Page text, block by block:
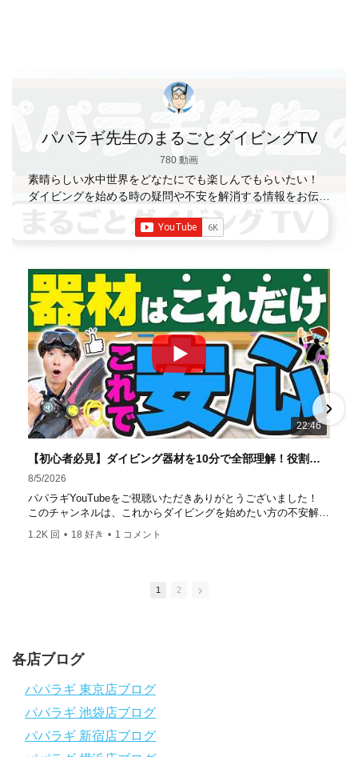
パパラギ先生のまるごとダイビングTV
780 動画
素晴らしい水中世界をどなたにでも楽しんでもらいたい！
ダイビングを始める時の疑問や不安を解消する情報をお伝え
業の国内最大規模のスキューバダイビングスクール。 PADI
の初心者ダイビングライセンス認定実績。 常駐のプロイン
ストラクターは40名ほど。 【初心者からプロレベルま
で！】 年間ファンダイブ開催数は1,000本を超え、初心者の
方でも安心して潜れるような初心者向けツアーを毎週開催
中！ 2021年マリンダイビング大賞
「講習が上手なダ
イビングスクール」部門
「教え方がうまいインストラク
ター」部門
「国内ダイビングサービス伊豆半島エリア」
部門
「国内ダイビングガイド伊豆半島エリア」部門 4冠
達成！ ――――――――――――――――― パパラギダイ
ビングスクール 本店 神奈川県 藤沢市 南藤沢10-4
はコチラ
https://www.papalagi.co.jp/staticpages/index.php/work
22:46
【初心者必見】ダイビング器材を10分で全部理解！役割・使い方をやさしく解説
8/5/2026
パパラギYouTubeをご視聴いただきありがとうございました！
このチャンネルは、これからダイビングを始めたい方の不安解消
や悩みごとを解消するためのチャンネルです
ひとりでも多くの方に、素敵なダイビングライフを送っていただ
ダイビングのこんな情報を知りたいなどありましたらコメントを
～～～～～～～～～～～～～～～～～～～～～～～～～～～～
1986年創業！国内最大規模のスキューバダイビングスクール。
徹底した安全管理と、国内トップクラスの初心者ダイビングライ
センス認定実績。
～～～～～～～～～～～～～～～～～～～～～～～～～～～～
1.2K 回 • 18 好き • 1 コメント
1 2
各店ブログ
パパラギ 東京店ブログ
パパラギ 池袋店ブログ
パパラギ 新宿店ブログ